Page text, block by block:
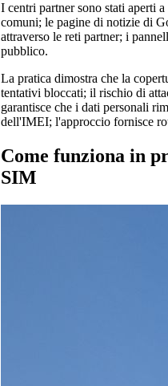
I centri partner sono stati aperti
comuni; le pagine di notizie di
attraverso le reti partner; i
pubblico.
La pratica dimostra che la
tentativi bloccati; il rischio di
garantisce che i dati personali
dell'IMEI; l'approccio fornisce
Come funziona in
SIM